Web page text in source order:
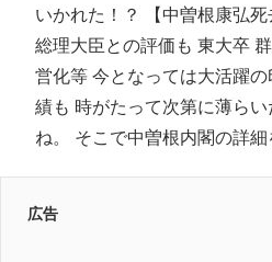
いかれた！？ 【中曽根康弘
総理大臣との評価も 東大卒
営化等 今となっては大活躍
績も 時がたって次第に薄ら
ね。 そこで中曽根内閣の詳
広告